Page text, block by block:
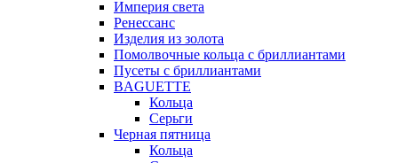
Империя света
Ренессанс
Изделия из золота
Помолвочные кольца с бриллиантами
Пусеты с бриллиантами
BAGUETTE
Кольца
Серьги
Черная пятница
Кольца